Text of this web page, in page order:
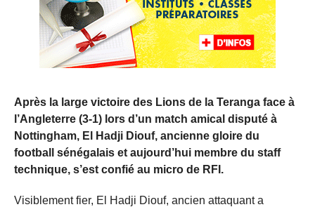
Après la large victoire des Lions de la Teranga face à
l’Angleterre (3-1) lors d’un match amical disputé à
Nottingham, El Hadji Diouf, ancienne gloire du
football sénégalais et aujourd’hui membre du staff
technique, s’est confié au micro de RFI.
Visiblement fier, El Hadji Diouf, ancien attaquant a